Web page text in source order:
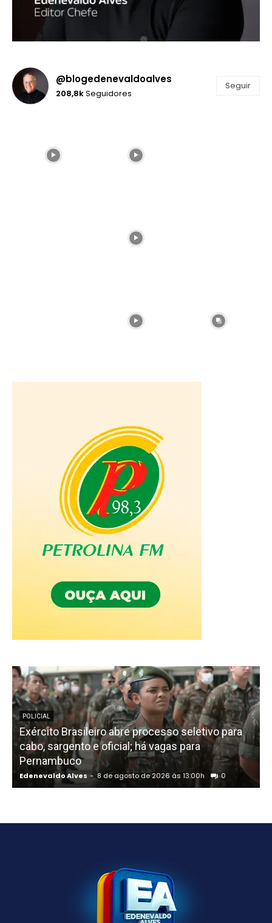
@blogedenevaldoalves
208,8kSeguidores
Seguir
POLICIAL
Exército Brasileiro abre processo seletivo para
cabo, sargento e oficial; há vagas para
Pernambuco
Edenevaldo Alves - 8 de agosto de 2026 às 13:00h 0